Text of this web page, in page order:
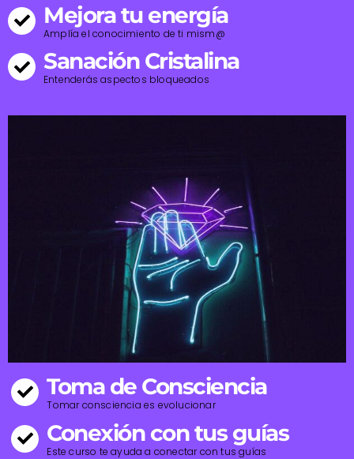
Mejora tu energía
Amplía el conocimiento de ti mism@
Sanación Cristalina
Entenderás aspectos bloqueados
Toma de Consciencia
Tomar consciencia es evolucionar
Conexión con tus guías
Este curso te ayuda a conectar con tus guías